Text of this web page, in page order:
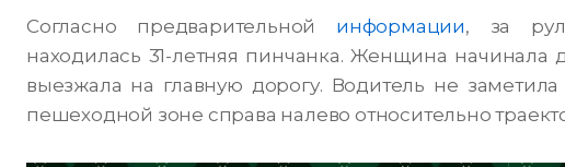
Согласно предварительной информации, за
находилась 31-летняя пинчанка. Женщина
выезжала на главную дорогу. Водитель не
пешеходной зоне справа налево относительно